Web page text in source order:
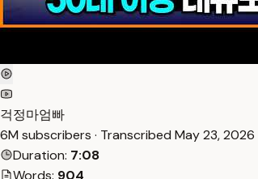
걱정마엄빠
6M subscribers · Transcribed May 23, 2026
Duration: 7:08
Words: 904